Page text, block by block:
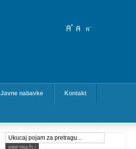
Javne nabavke Kontakt